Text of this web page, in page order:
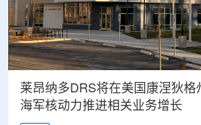
莱昂纳多DRS将在美国康涅狄格
海军核动力推进相关业务增长